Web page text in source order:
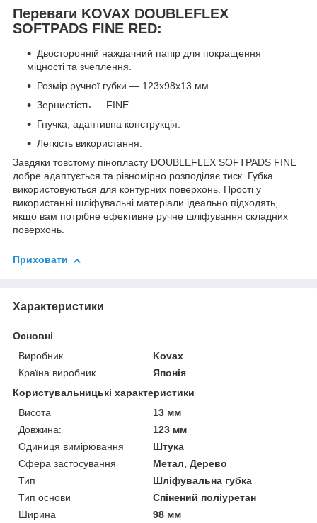
Переваги KOVAX DOUBLEFLEX
SOFTPADS FINE RED:
Двосторонній наждачний папір для покращення
міцності та зчеплення.
Розмір ручної губки — 123х98х13 мм.
Зернистість — FINE.
Гнучка, адаптивна конструкція.
Легкість використання.
Завдяки товстому пінопласту DOUBLEFLEX SOFTPADS FINE
добре адаптується та рівномірно розподіляє тиск. Губка
використовуються для контурних поверхонь. Прості у
використанні шліфувальні матеріали ідеально підходять,
якщо вам потрібне ефективне ручне шліфування складних
поверхонь.
Приховати
Характеристики
Основні
Виробник
Kovax
Країна виробник
Японія
Користувальницькі характеристики
Висота
13 мм
Довжина:
123 мм
Одиниця вимірювання
Штука
Сфера застосування
Метал, Дерево
Тип
Шліфувальна губка
Тип основи
Спінений поліуретан
Ширина
98 мм